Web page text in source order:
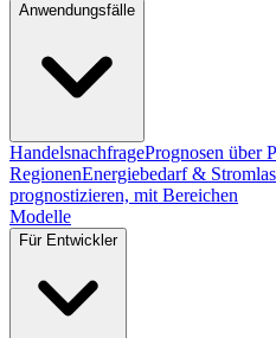
Anwendungsfälle
HandelsnachfragePrognosen über
RegionenEnergiebedarf &
prognostizieren, mit Bereichen
Modelle
Für Entwickler